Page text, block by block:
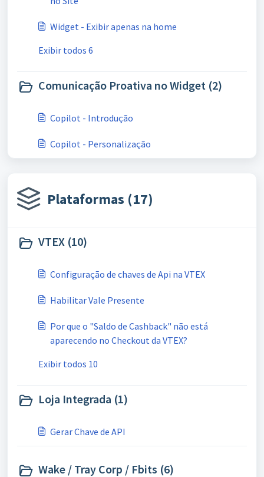
Widget - Exibir apenas na home
Exibir todos 6
Comunicação Proativa no Widget (2)
Copilot - Introdução
Copilot - Personalização
Plataformas (17)
VTEX (10)
Configuração de chaves de Api na VTEX
Habilitar Vale Presente
Por que o "Saldo de Cashback" não está
aparecendo no Checkout da VTEX?
Exibir todos 10
Loja Integrada (1)
Gerar Chave de API
Wake / Tray Corp / Fbits (6)